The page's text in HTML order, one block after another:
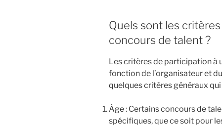
Quels sont les
concours de talent ?
Les critères de participation à
fonction de l’organisateur et
quelques critères généraux
Âge : Certains concours de
spécifiques, que ce soit pour